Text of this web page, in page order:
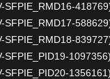
SFPIE_RMD16-
SFPIE_RMD17-
SFPIE_RMD18-
SFPIE_PID19-1097356)
SFPIE_PID20-1356161)